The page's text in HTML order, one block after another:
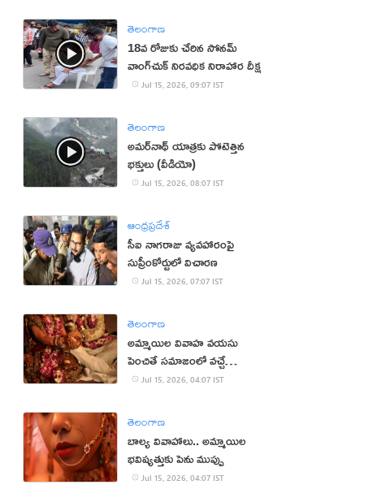
తెలంగాణ
18వ రోజుకు చేరిన సోనమ్
వాంగ్‌చుక్ నిరవధిక నిరాహార దీక్ష
Jul 15, 2026, 09:07 IST
తెలంగాణ
అమర్‌నాథ్ యాత్రకు పోటెత్తిన
భక్తులు (వీడియో)
Jul 15, 2026, 08:07 IST
ఆంధ్రప్రదేశ్
సీఐ నాగరాజు వ్యవహారంపై
సుప్రీంకోర్టులో విచారణ
Jul 15, 2026, 07:07 IST
తెలంగాణ
అమ్మాయిల వివాహ వయసు
పెంచితే సమాజంలో వచ్చే
మార్పులు ఇవే!
Jul 15, 2026, 04:07 IST
తెలంగాణ
బాల్య వివాహాలు.. అమ్మాయిల
భవిష్యత్తుకు పెను ముప్పు
Jul 15, 2026, 04:07 IST